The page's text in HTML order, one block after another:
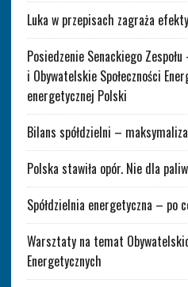
Luka w przepisach zagraża
Posiedzenie Senackiego
i Obywatelskie Społeczności
energetycznej Polski
Bilans spółdzielni –
Polska stawiła opór. Nie dla
Spółdzielnia energetyczna – po
Warsztaty na temat
Energetycznych